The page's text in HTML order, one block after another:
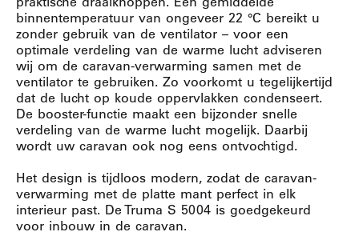
binnentemperatuur van ongeveer 22 °C bereikt u
zonder gebruik van de ventilator – voor een
optimale verdeling van de warme lucht adviseren
wij om de caravan-verwarming samen met de
ventilator te gebruiken. Zo voorkomt u tegelijkertijd
dat de lucht op koude oppervlakken condenseert.
De booster-functie maakt een bijzonder snelle
verdeling van de warme lucht mogelijk. Daarbij
wordt uw caravan ook nog eens ontvochtigd.
Het design is tijdloos modern, zodat de caravan-
verwarming met de platte mant perfect in elk
interieur past. De Truma S 5004 is goedgekeurd
voor inbouw in de caravan.